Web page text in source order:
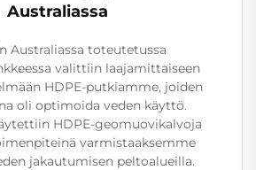
Australiassa
Australiassa toteutetussa
valittiin laajamittaiseen
HDPE-putkiamme, joiden
oli optimoida veden käyttö.
HDPE-geomuovikalvoja
varmistaaksemme
jakautumisen peltoalueilla.